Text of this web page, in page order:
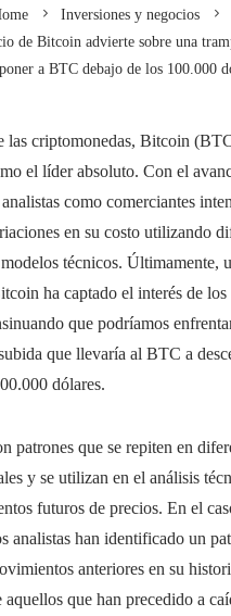
Inversiones y negocios
de Bitcoin advierte sobre una
a BTC debajo de los 100.000
las criptomonedas, Bitcoin
el líder absoluto. Con el
como comerciantes
en su costo utilizando
técnicos. Últimamente,
ha captado el interés de los
que podríamos
que llevaría al BTC a
dólares.
patrones que se repiten en
y se utilizan en el análisis
futuros de precios. En el
analistas han identificado un
anteriores en su
aquellos que han precedido a